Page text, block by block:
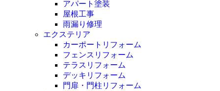
アパート塗装
屋根工事
雨漏り修理
エクステリア
カーポートリフォーム
フェンスリフォーム
テラスリフォーム
デッキリフォーム
門扉・門柱リフォーム